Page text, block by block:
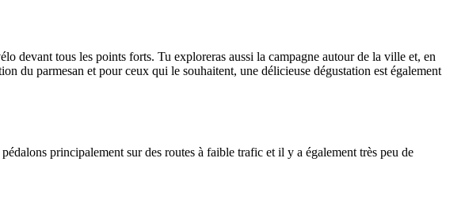
devant tous les points forts. Tu exploreras aussi la campagne autour de la ville et, en
du parmesan et pour ceux qui le souhaitent, une délicieuse dégustation est également
principalement sur des routes à faible trafic et il y a également très peu de